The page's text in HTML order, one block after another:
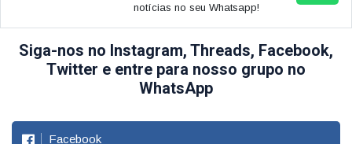
notícias no seu Whatsapp!
Siga-nos no Instagram, Threads, Facebook,
Twitter e entre para nosso grupo no
WhatsApp
Facebook